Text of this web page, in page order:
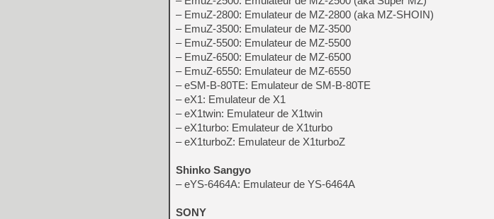
– EmuZ-2800: Emulateur de MZ-2800 (aka MZ-SHOIN)
– EmuZ-3500: Emulateur de MZ-3500
– EmuZ-5500: Emulateur de MZ-5500
– EmuZ-6500: Emulateur de MZ-6500
– EmuZ-6550: Emulateur de MZ-6550
– eSM-B-80TE: Emulateur de SM-B-80TE
– eX1: Emulateur de X1
– eX1twin: Emulateur de X1twin
– eX1turbo: Emulateur de X1turbo
– eX1turboZ: Emulateur de X1turboZ
Shinko Sangyo
– eYS-6464A: Emulateur de YS-6464A
SONY